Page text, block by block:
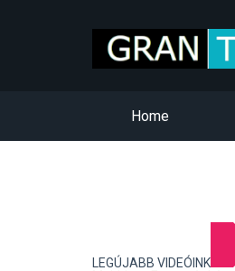
Home
LEGÚJABB VIDEÓINK